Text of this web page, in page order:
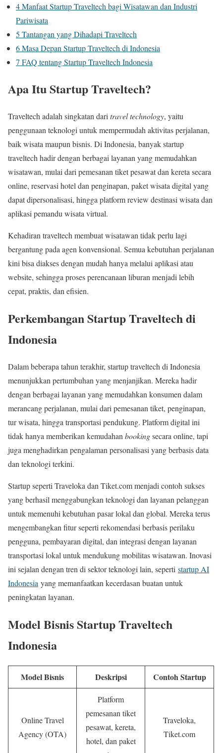
4Manfaat Startup Traveltech bagi Wisatawan dan Industri
Pariwisata
5 Tantangan yang Dihadapi Traveltech
6Masa Depan Startup Traveltech di Indonesia
7 FAQ tentang Startup Traveltech Indonesia
Apa Itu Startup Traveltech?
Traveltech adalah singkatan daritravel technology, yaitu
penggunaan teknologi untuk mempermudah aktivitas perjalanan,
baik wisata maupun bisnis. Di Indonesia, banyak startup
traveltech hadir dengan berbagai layanan yang memudahkan
wisatawan, mulai dari pemesanan tiket pesawat dan kereta secara
online, reservasi hotel dan penginapan, paket wisata digital yang
dapat dipersonalisasi, hingga platform review destinasi wisata dan
aplikasi pemandu wisata virtual.
Kehadiran traveltech membuat wisatawan tidak perlu lagi
bergantung pada agen konvensional. Semua kebutuhan perjalanan
kini bisa diakses dengan mudah hanya melalui aplikasi atau
website, sehingga proses perencanaan liburan menjadi lebih
cepat, praktis, dan efisien.
Perkembangan Startup Traveltech di
Indonesia
Dalam beberapa tahun terakhir, startup traveltech di Indonesia
menunjukkan pertumbuhan yang menjanjikan. Mereka hadir
dengan berbagai layanan yang memudahkan konsumen dalam
merancang perjalanan, mulai dari pemesanan tiket, penginapan,
tur wisata, hingga transportasi pendukung. Platform digital ini
tidak hanya memberikan kemudahan bookingsecara online, tapi
juga menghadirkan pengalaman personalisasi yang berbasis data
dan teknologi terkini.
Startup seperti Traveloka dan Tiket.com menjadi contoh sukses
yang berhasil menggabungkan teknologi dan layanan pelanggan
untuk memenuhi kebutuhan pasar lokal dan global. Mereka terus
mengembangkan fitur seperti rekomendasi berbasis perilaku
pengguna, pembayaran digital, dan integrasi dengan layanan
transportasi lokal untuk mendukung mobilitas wisatawan. Inovasi
ini sejalan dengan tren di sektor teknologi lain, seperti startup AI
Indonesia yang memanfaatkan kecerdasan buatan untuk
peningkatan layanan.
Model Bisnis Startup Traveltech
Indonesia
Model Bisnis Deskripsi Contoh Startup
Online Travel
Agency (OTA)
Platform
pemesanan tiket
pesawat, kereta,
hotel, dan paket
Traveloka,
Tiket.com